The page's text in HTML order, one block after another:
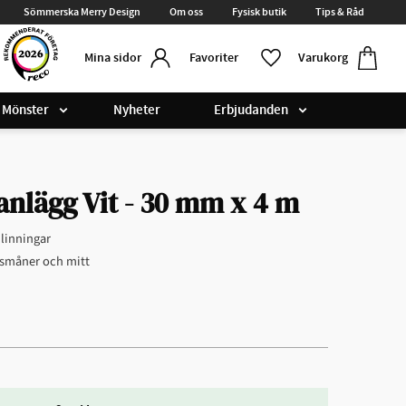
Sömmerska Merry Design Om oss Fysisk butik Tips & Råd
Mina sidor Favoriter Varukorg
Favoriter
Mönster Nyheter Erbjudanden
Vit - 30 mm x 4 m
och mitt